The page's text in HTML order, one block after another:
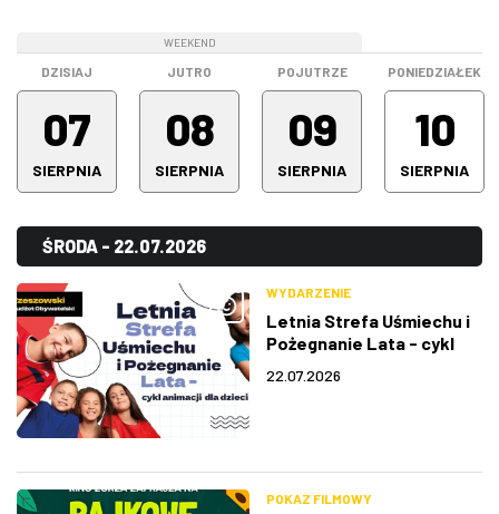
W RZESZOWIE
Spotkanie
(0)
Warsztaty
(0)
Wszystkie kategorie
(195)
DZISIAJ
07
SIERPNIA
WEEKEND
JUTRO
08
SIERPNIA
POJUTRZE
09
SIERPNIA
PONIEDZIAŁEK
10
SIERPNIA
ŚRODA - 22.07.2026
WYDARZENIE
Letnia Strefa Uśmiechu i
Pożegnanie Lata - cykl
22.07.2026
POKAZ FILMOWY